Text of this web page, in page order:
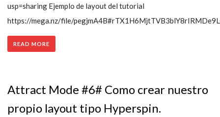
usp=sharing Ejemplo de layout del tutorial
https://mega.nz/file/
READ MORE
Attract Mode #6# Como crear nuestro
propio layout tipo Hyperspin.